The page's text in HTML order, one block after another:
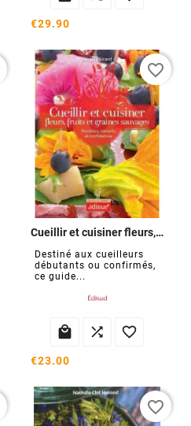
€29.90
Cueillir et cuisiner fleurs, fruits et graines sauvages
Destiné aux cueilleurs
débutants ou confirmés,
ce guide...
  
€23.00
favorite_border
favorite_border